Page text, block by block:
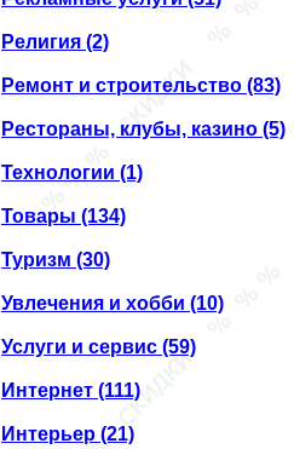
Религия (2)
Ремонт и строительство (83)
Рестораны, клубы, казино (5)
Технологии (1)
Товары (134)
Туризм (30)
Увлечения и хобби (10)
Услуги и сервис (59)
Интернет (111)
Интерьер (21)